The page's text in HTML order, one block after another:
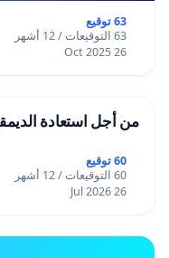
63 توقيع
63 التوقيعات / 12 أشهر
26 Oct 2025
من أجل استعادة
60 توقيع
60 التوقيعات / 12 أشهر
26 Jul 2026